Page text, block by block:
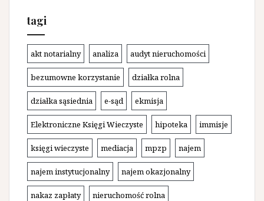
tagi
akt notarialny analiza audyt nieruchomości
bezumowne korzystanie działka rolna
działka sąsiednia e-sąd ekmisja
Elektroniczne Księgi Wieczyste hipoteka immisje
księgi wieczyste mediacja mpzp najem
najem instytucjonalny najem okazjonalny
nakaz zapłaty nieruchomość rolna